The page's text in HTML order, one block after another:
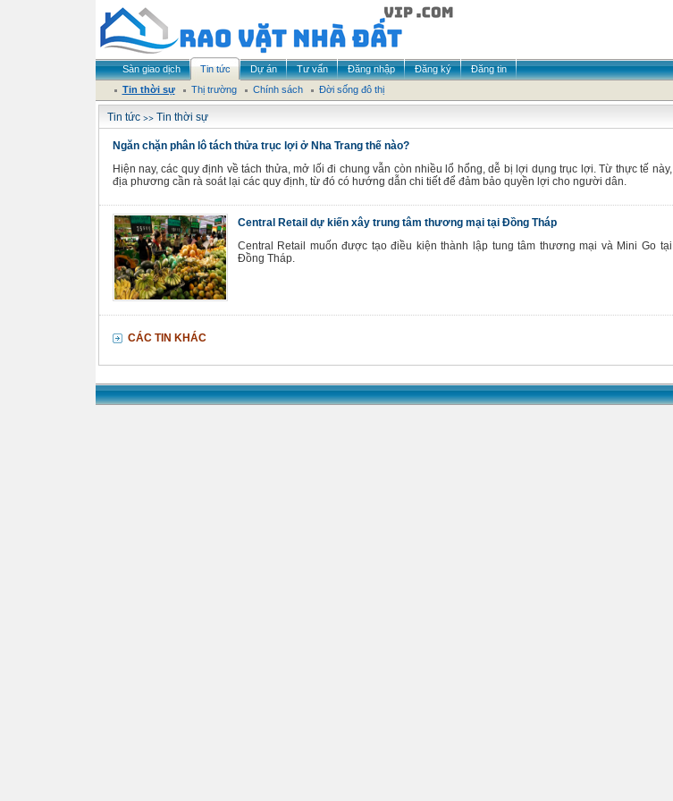
Sàn giao dịch Tin tức Dự án Tư vấn Đăng nhập Đăng ký
Đăng tin
Tin thời sự
Thị trường Chính sách Đời sống đô thị
Tin tức>> Tin thời sự
Ngăn chặn phân lô tách thửa trục lợi ở Nha Trang thế nào?
Hiện nay, các quy định về tách thửa, mở lối đi chung vẫn còn nhiều lổ hổng, dễ bị lợi dụng trục lợi. Từ thực tế này,
địa phương cần rà soát lại các quy định, từ đó có hướng dẫn chi tiết để đảm bảo quyền lợi cho người dân.
Central Retail dự kiến xây trung tâm thương mại tại Đồng Tháp
Central Retail muốn được tạo điều kiện thành lập tung tâm thương mại và Mini Go tại
Đồng Tháp.
CÁC TIN KHÁC